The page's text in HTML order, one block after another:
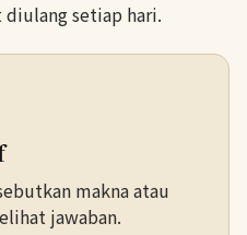
diulang setiap hari.
makna atau
jawaban.